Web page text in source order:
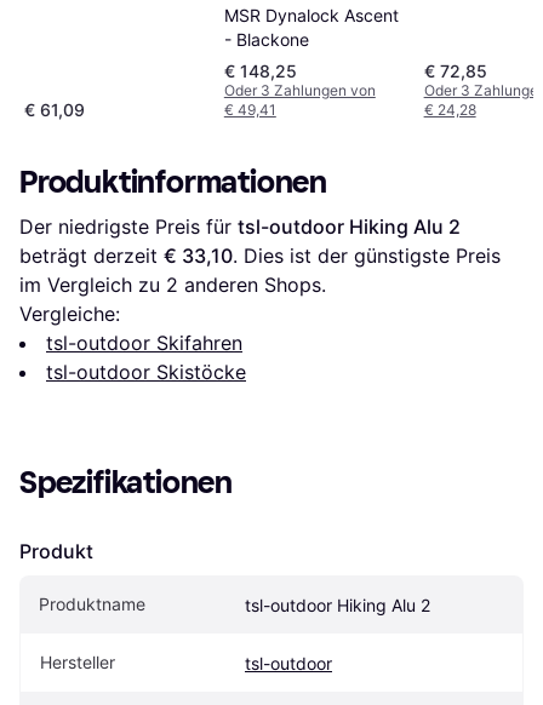
€ 61,09
MSR Dynalock Ascent
- Blackone
€ 148,25
Oder 3 Zahlungen von
€ 49,41
€ 72,85
Oder 3
€ 24,28
Produktinformationen
Der niedrigste Preis für tsl-outdoor Hiking Alu 2
beträgt derzeit € 33,10. Dies ist der günstigste Preis
im Vergleich zu 2 anderen Shops.
Vergleiche:
tsl-outdoor Skifahren
tsl-outdoor Skistöcke
Spezifikationen
Produkt
Produktname tsl-outdoor Hiking Alu 2
Hersteller tsl-outdoor